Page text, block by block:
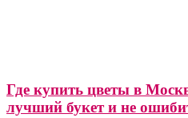
Где купить цветы в
лучший букет и не